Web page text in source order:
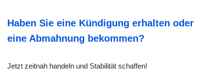
Haben Sie eine Kündigung erhalten oder
eine Abmahnung bekommen?
Jetzt zeitnah handeln und Stabilität schaffen!